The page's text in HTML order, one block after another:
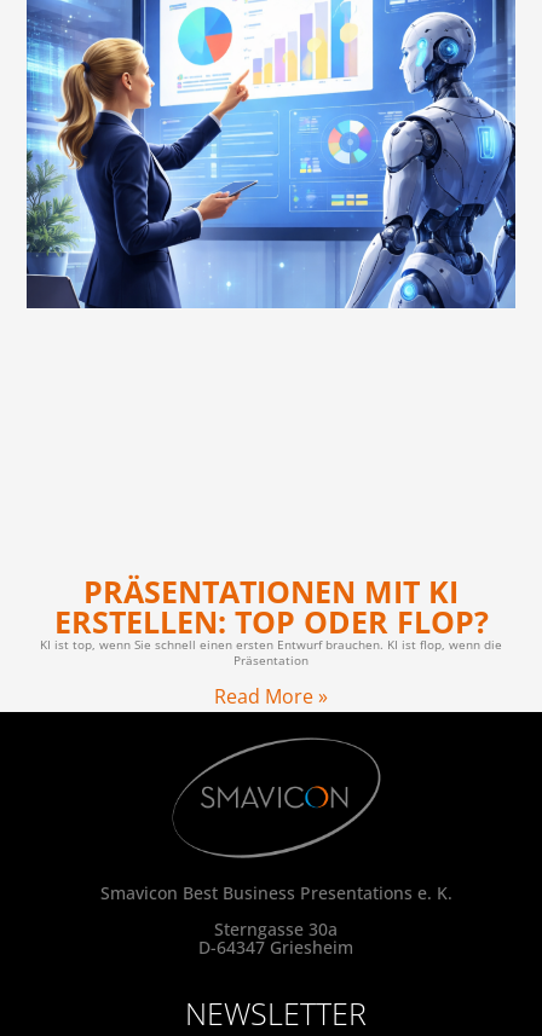
PRÄSENTATIONEN MIT KI
ERSTELLEN: TOP ODER FLOP?
KI ist top, wenn Sie schnell einen ersten Entwurf brauchen. KI ist flop, wenn die
Präsentation
Read More »
Smavicon Best Business Presentations e. K.
Sterngasse 30a
D-64347 Griesheim
NEWSLETTER